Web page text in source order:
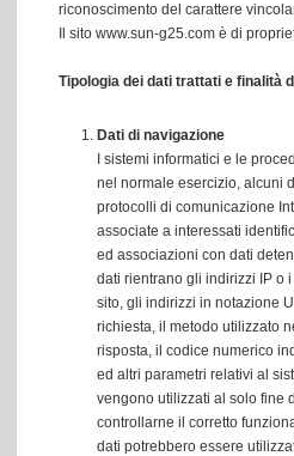
riconoscimento del carattere
Il sito www.sun-g25.com è di
Tipologia dei dati trattati e finalità
Dati di navigazione
I sistemi informatici e le
nel normale esercizio, alcuni
protocolli di comunicazione
associate a interessati
ed associazioni con dati
dati rientrano gli indirizzi IP o
sito, gli indirizzi in notazione
richiesta, il metodo utilizzato
risposta, il codice numerico
ed altri parametri relativi al
vengono utilizzati al solo fine
controllarne il corretto
dati potrebbero essere